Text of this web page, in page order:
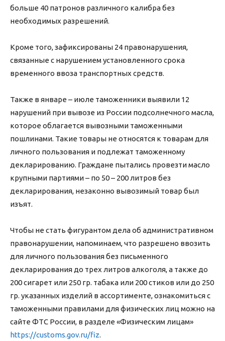
больше 40 патронов различного калибра без
необходимых разрешений.
Кроме того, зафиксированы 24 правонарушения,
связанные с нарушением установленного срока
временного ввоза транспортных средств.
Также в январе – июле таможенники выявили 12
нарушений при вывозе из России подсолнечного масла,
которое облагается вывозными таможенными
пошлинами. Такие товары не относятся к товарам для
личного пользования и подлежат таможенному
декларированию. Граждане пытались провезти масло
крупными партиями – по 50 – 200 литров без
декларирования, незаконно вывозимый товар был
изъят.
Чтобы не стать фигурантом дела об административном
правонарушении, напоминаем, что разрешено ввозить
для личного пользования без письменного
декларирования до трех литров алкоголя, а также до
200 сигарет или 250 гр. табака или 200 стиков или до 250
гр. указанных изделий в ассортименте, ознакомиться с
таможенными правилами для физических лиц можно на
сайте ФТС России, в разделе «Физическим лицам»
https://customs.gov.ru/fiz.